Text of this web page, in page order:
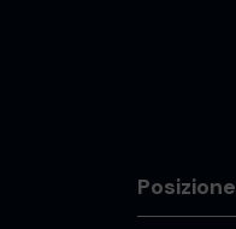
Posizione